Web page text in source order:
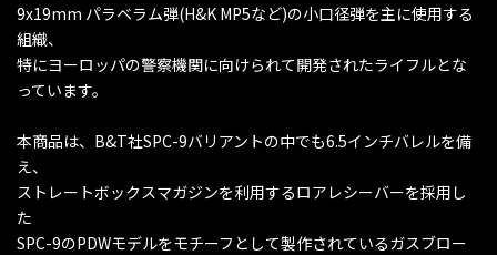
9x19mm パラベラム弾(H&K MP5など)の小口径弾を主に使用する
組織、
特にヨーロッパの警察機関に向けられて開発されたライフルとな
っています。
本商品は、B&T社SPC-9バリアントの中でも6.5インチバレルを備
え、
ストレートボックスマガジンを利用するロアレシーバーを採用し
た
SPC-9のPDWモデルをモチーフとして製作されているガスブロー